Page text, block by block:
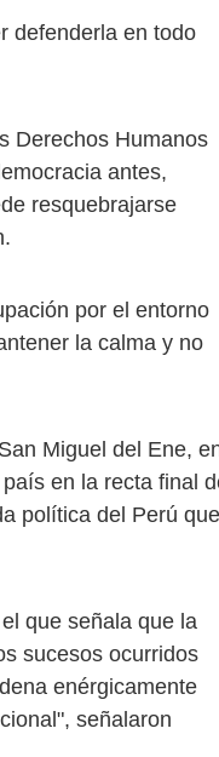
defenderla en todo
Derechos Humanos
antes,
resquebrajarse
por el entorno
la calma y no
Miguel del Ene,
en la recta final
política del Perú que
que señala que la
sucesos ocurridos
enérgicamente
señalaron